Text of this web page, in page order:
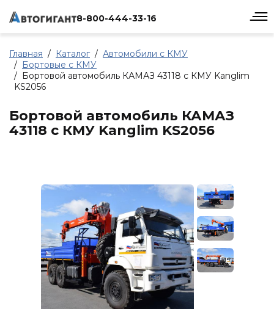
8-800-444-33-16
Главная Каталог
Автомобили с КМУ
Бортовые с КМУ
Бортовой автомобиль КАМАЗ 43118 с КМУ Kanglim
KS2056
Бортовой автомобиль КАМАЗ
43118 с КМУ Kanglim KS2056